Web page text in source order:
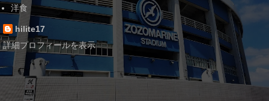
洋食
hilite17
詳細プロフィールを表示